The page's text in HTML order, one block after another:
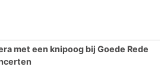
met een knipoog bij Goede Rede